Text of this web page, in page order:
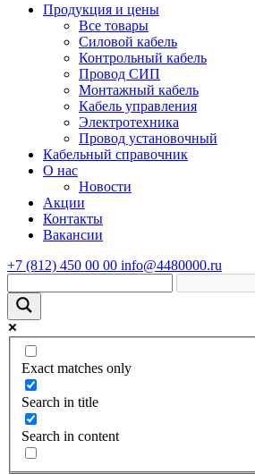
Продукция и цены
Все товары
Силовой кабель
Контрольный кабель
Провод СИП
Монтажный кабель
Кабель управления
Электротехника
Провод установочный
Кабельный справочник
О нас
Новости
Акции
Контакты
Вакансии
+7 (812) 450 00 00 info@4480000.ru
Exact matches only
Search in title
Search in content